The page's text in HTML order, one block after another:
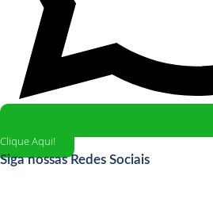
Clique Aqui!
Siga nossas Redes Sociais